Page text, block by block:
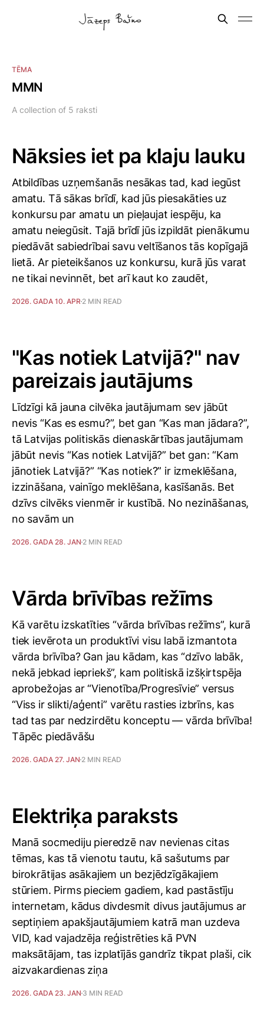
TĒMA
MMN
A collection of 5 raksti
Nāksies iet pa klaju lauku
Atbildības uzņemšanās nesākas tad, kad iegūst
amatu. Tā sākas brīdī, kad jūs piesakāties uz
konkursu par amatu un pieļaujat iespēju, ka
amatu neiegūsit. Tajā brīdī jūs izpildāt pienākumu
piedāvāt sabiedrībai savu veltīšanos tās kopīgajā
lietā. Ar pieteikšanos uz konkursu, kurā jūs varat
ne tikai nevinnēt, bet arī kaut ko zaudēt,
2026. GADA 10. APR 2 MIN READ
"Kas notiek Latvijā?" nav
pareizais jautājums
Līdzīgi kā jauna cilvēka jautājumam sev jābūt
nevis “Kas es esmu?”, bet gan “Kas man jādara?”,
tā Latvijas politiskās dienaskārtības jautājumam
jābūt nevis “Kas notiek Latvijā?” bet gan: “Kam
jānotiek Latvijā?” “Kas notiek?” ir izmeklēšana,
izzināšana, vainīgo meklēšana, kasīšanās. Bet
dzīvs cilvēks vienmēr ir kustībā. No nezināšanas,
no savām un
2026. GADA 28. JAN 2 MIN READ
Vārda brīvības režīms
Kā varētu izskatīties “vārda brīvības režīms”, kurā
tiek ievērota un produktīvi visu labā izmantota
vārda brīvība? Gan jau kādam, kas “dzīvo labāk,
nekā jebkad iepriekš”, kam politiskā izšķirtspēja
aprobežojas ar “Vienotība/Progresīvie” versus
“Viss ir slikti/aģenti” varētu rasties izbrīns, kas
tad tas par nedzirdētu konceptu — vārda brīvība!
Tāpēc piedāvāšu
2026. GADA 27. JAN 2 MIN READ
Elektriķa paraksts
Manā socmediju pieredzē nav nevienas citas
tēmas, kas tā vienotu tautu, kā sašutums par
birokrātijas asākajiem un bezjēdzīgākajiem
stūriem. Pirms pieciem gadiem, kad pastāstīju
internetam, kādus divdesmit divus jautājumus ar
septiņiem apakšjautājumiem katrā man uzdeva
VID, kad vajadzēja reģistrēties kā PVN
maksātājam, tas izplatījās gandrīz tikpat plaši, cik
aizvakardienas ziņa
2026. GADA 23. JAN 3 MIN READ